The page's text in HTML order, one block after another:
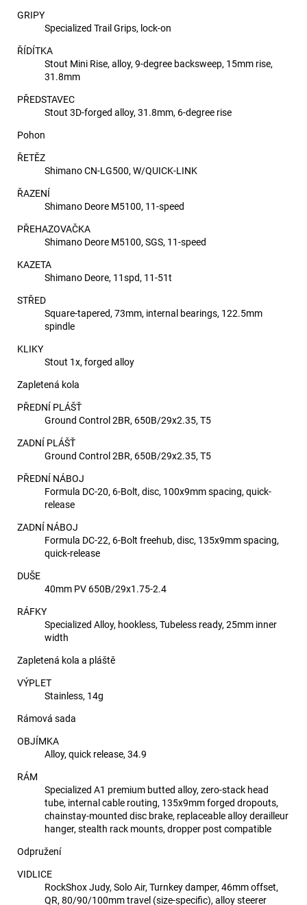
GRIPY
Specialized Trail Grips, lock-on
ŘÍDÍTKA
Stout Mini Rise, alloy, 9-degree backsweep, 15mm rise,
31.8mm
PŘEDSTAVEC
Stout 3D-forged alloy, 31.8mm, 6-degree rise
Pohon
ŘETĚZ
Shimano CN-LG500, W/QUICK-LINK
ŘAZENÍ
Shimano Deore M5100, 11-speed
PŘEHAZOVAČKA
Shimano Deore M5100, SGS, 11-speed
KAZETA
Shimano Deore, 11spd, 11-51t
STŘED
Square-tapered, 73mm, internal bearings, 122.5mm
spindle
KLIKY
Stout 1x, forged alloy
Zapletená kola
PŘEDNÍ PLÁŠŤ
Ground Control 2BR, 650B/29x2.35, T5
ZADNÍ PLÁŠŤ
Ground Control 2BR, 650B/29x2.35, T5
PŘEDNÍ NÁBOJ
Formula DC-20, 6-Bolt, disc, 100x9mm spacing, quick-
release
ZADNÍ NÁBOJ
Formula DC-22, 6-Bolt freehub, disc, 135x9mm spacing,
quick-release
DUŠE
40mm PV 650B/29x1.75-2.4
RÁFKY
Specialized Alloy, hookless, Tubeless ready, 25mm inner
width
Zapletená kola a pláště
VÝPLET
Stainless, 14g
Rámová sada
OBJÍMKA
Alloy, quick release, 34.9
RÁM
Specialized A1 premium butted alloy, zero-stack head
tube, internal cable routing, 135x9mm forged dropouts,
chainstay-mounted disc brake, replaceable alloy derailleur
hanger, stealth rack mounts, dropper post compatible
Odpružení
VIDLICE
RockShox Judy, Solo Air, Turnkey damper, 46mm offset,
QR, 80/90/100mm travel (size-specific), alloy steerer